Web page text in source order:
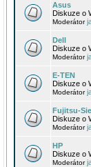
Asus
Diskuze o
Moderátor
Dell
Diskuze o
Moderátor
E-TEN
Diskuze o
Moderátor
Fujitsu-
Diskuze o
Moderátor
HP
Diskuze o
Moderátor